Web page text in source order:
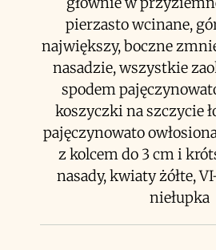
pierzasto wcinane,
największy, boczne
nasadzie, wszystkie
spodem
koszyczki na szczycie
pajęczynowato
z kolcem do 3 cm i
nasady, kwiaty żółte,
niełupka